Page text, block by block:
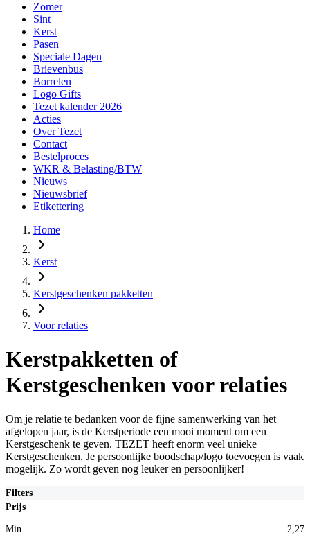
Zomer
Sint
Kerst
Pasen
Speciale Dagen
Brievenbus
Borrelen
Logo Gifts
Tezet kalender 2026
Acties
Over Tezet
Contact
Bestelproces
WKR & Belasting/BTW
Nieuws
Nieuwsbrief
Etikettering
Home
Kerst
Kerstgeschenken pakketten
Voor relaties
Kerstpakketten of
Kerstgeschenken voor relaties
Om je relatie te bedanken voor de fijne samenwerking van het
afgelopen jaar, is de Kerstperiode een mooi moment om een
Kerstgeschenk te geven. TEZET heeft enorm veel unieke
Kerstgeschenken. Je persoonlijke boodschap/logo toevoegen is vaak
mogelijk. Zo wordt geven nog leuker en persoonlijker!
Filters
Prijs
Min
2,27